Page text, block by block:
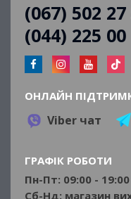
(067) 502 27
(044) 225 00
ОНЛАЙН
Viber чат
ГРАФІК РОБОТИ
Пн-Пт: 09:00 - 19:00
Сб-Нд: магазин